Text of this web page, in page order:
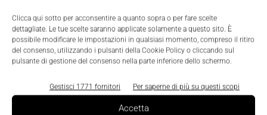
Clicca qui sotto per acconsentire a quanto sopra o per fare scelte
dettagliate. Le tue scelte saranno applicate solamente a questo sito. È
possibile modificare le impostazioni in qualsiasi momento, compreso il ritiro
del consenso, utilizzando i pulsanti della Cookie Policy o cliccando sul
pulsante di gestione del consenso nella parte inferiore dello schermo.
Gestisci 1771 fornitori Per saperne di più su questi scopi
Accetta
complesse e combinarli con parti non-composite
negli assiemi globali; le ampie funzionalità fluido
termiche, quali il coupling bidirezionale tra la
simulazione di campi elettromagnetici di Ansys
Maxwell; l'integrazione della Suite Scade (Esterel